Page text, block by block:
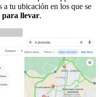
a tu ubicación en los que se
para llevar.